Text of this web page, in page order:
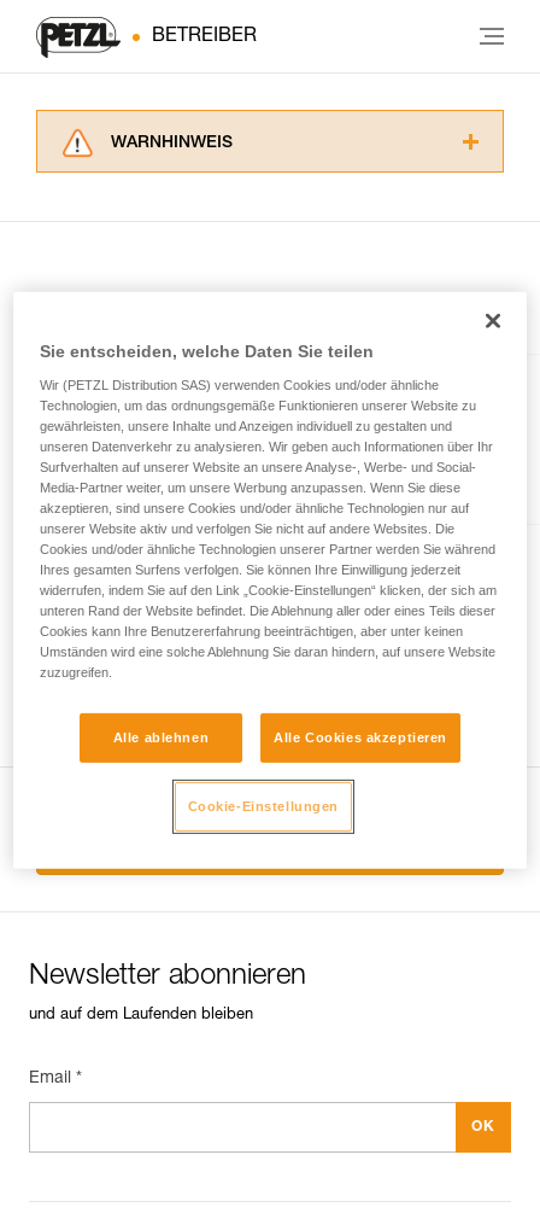
BETREIBER
WARNHINWEIS
Die Beherrschung dieser Techniken setzt eine
entsprechende Ausbildung und ein spezielles
Training voraus. Prüfen Sie zusammen mit
einem Profi, ob Sie in der Lage sind, den
Vorgang alleine sicher zu wiederholen, bevor
Sie ihn eigenständig durchführen.
Wir geben Beispiele für die mit Ihrer Aktivität
verbundenen Techniken. Möglicherweise gibt es
noch andere Techniken, die hier nicht
beschrieben werden.
RING OPEN
Richtungsunabhängige,
aufschraubbare Öse
ABSORBICA®-Y 150
Doppeltes Verbindungsmittel mit
integriertem Falldämpfer
Newsletter abonnieren
und auf dem Laufenden bleiben
Email *
Sie entscheiden, welche Daten Sie teilen
Wir (PETZL Distribution SAS) verwenden Cookies und/oder ähnliche
Technologien, um das ordnungsgemäße Funktionieren unserer Website zu
gewährleisten, unsere Inhalte und Anzeigen individuell zu gestalten und
unseren Datenverkehr zu analysieren. Wir geben auch Informationen über Ihr
Surfverhalten auf unserer Website an unsere Analyse-, Werbe- und Social-
Media-Partner weiter, um unsere Werbung anzupassen. Wenn Sie diese
akzeptieren, sind unsere Cookies und/oder ähnliche Technologien nur auf
unserer Website aktiv und verfolgen Sie nicht auf andere Websites. Die
Cookies und/oder ähnliche Technologien unserer Partner werden Sie während
Ihres gesamten Surfens verfolgen. Sie können Ihre Einwilligung jederzeit
widerrufen, indem Sie auf den Link „Cookie-Einstellungen“ klicken, der sich am
unteren Rand der Website befindet. Die Ablehnung aller oder eines Teils dieser
Cookies kann Ihre Benutzererfahrung beeinträchtigen, aber unter keinen
Umständen wird eine solche Ablehnung Sie daran hindern, auf unsere Website
zuzugreifen.
Alle ablehnen Alle Cookies akzeptieren
Cookie-Einstellungen